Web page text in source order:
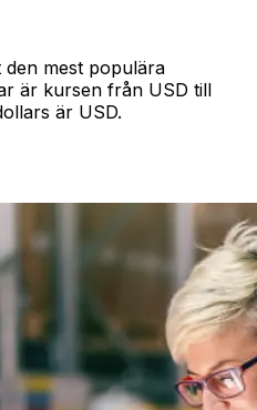
mest populära
är kursen från USD till
är USD.